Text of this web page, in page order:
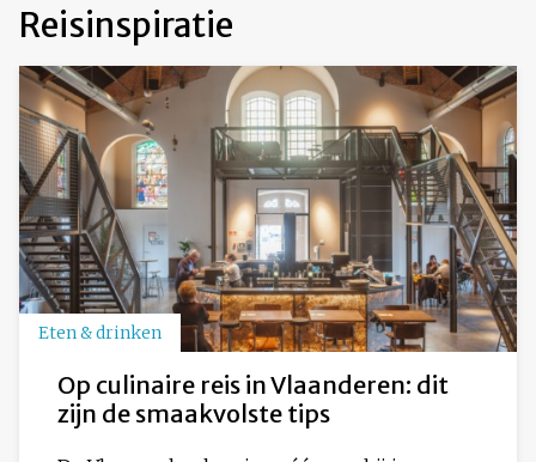
Reisinspiratie
Eten & drinken
Op culinaire reis in Vlaanderen: dit
zijn de smaakvolste tips